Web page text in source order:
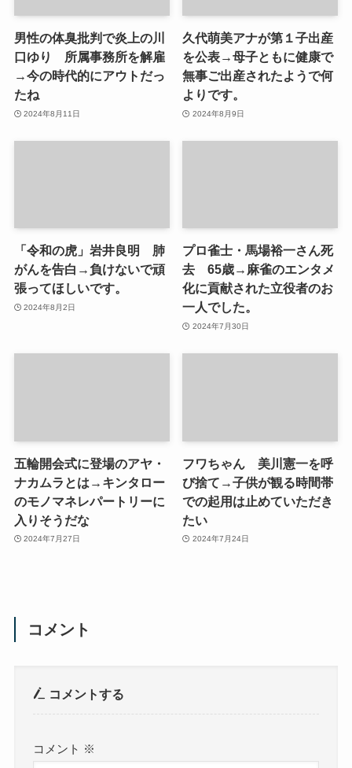
男性の体臭批判で炎上の川
口ゆり 所属事務所を解雇
→今の時代的にアウトだっ
たね
2024年8月11日
久代萌美アナが第１子出産
を公表→母子ともに健康で
無事ご出産されたようで何
よりです。
2024年8月9日
「令和の虎」岩井良明 肺
がんを告白→負けないで頑
張ってほしいです。
2024年8月2日
プロ雀士・馬場裕一さん死
去 65歳→麻雀のエンタメ
化に貢献された立役者のお
一人でした。
2024年7月30日
五輪開会式に登場のアヤ・
ナカムラとは→キンタロー
のモノマネレパートリーに
入りそうだな
2024年7月27日
フワちゃん 美川憲一を呼
び捨て→子供が観る時間帯
での起用は止めていただき
たい
2024年7月24日
コメント
コメントする
コメント ※